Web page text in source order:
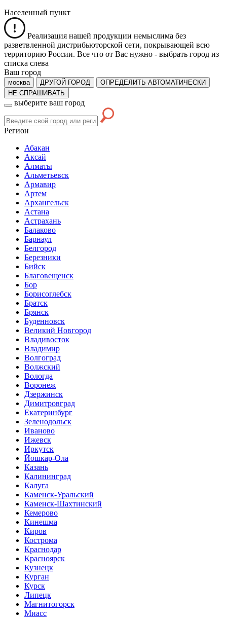
Населенный пункт
Реализация нашей продукции немыслима без
разветвленной дистрибьюторской сети, покрывающей всю
территорию России. Все что от Вас нужно - выбрать город из
списка слева
Ваш город
москва ДРУГОЙ ГОРОД
ОПРЕДЕЛИТЬ АВТОМАТИЧЕСКИ
НЕ СПРАШИВАТЬ
выберите ваш город
Регион
Абакан
Аксай
Алматы
Альметьевск
Армавир
Артем
Архангельск
Астана
Астрахань
Балаково
Барнаул
Белгород
Березники
Бийск
Благовещенск
Бор
Борисоглебск
Братск
Брянск
Буденновск
Великий Новгород
Владивосток
Владимир
Волгоград
Волжский
Вологда
Воронеж
Дзержинск
Димитровград
Екатеринбург
Зеленодольск
Иваново
Ижевск
Иркутск
Йошкар-Ола
Казань
Калининград
Калуга
Каменск-Уральский
Каменск-Шахтинский
Кемерово
Кинешма
Киров
Кострома
Краснодар
Красноярск
Кузнецк
Курган
Курск
Липецк
Магнитогорск
Миасс